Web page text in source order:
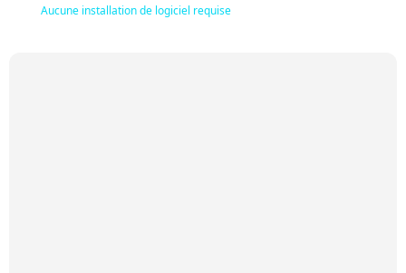
Aucune installation de logiciel requise